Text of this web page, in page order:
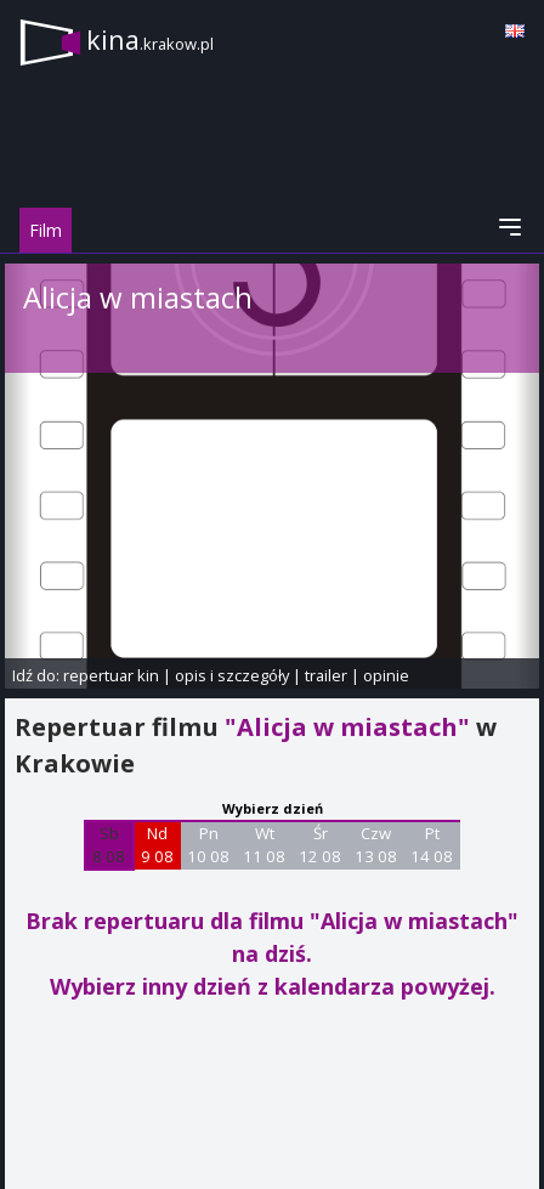
kina.krakow.pl
Film
Alicja w miastach
Idź do:repertuar kin |opis i szczegóły|trailer |opinie
Repertuar filmu "Alicja w miastach" w
Krakowie
Wybierz dzień
Sb
8 08
Nd
9 08
Pn
10 08
Wt
11 08
Śr
12 08
Czw
13 08
Pt
14 08
Brak repertuaru dla filmu "Alicja w miastach"
na dziś.
Wybierz inny dzień z kalendarza powyżej.